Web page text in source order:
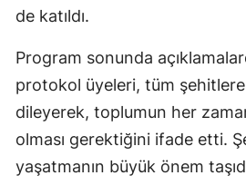
de katıldı.
Program sonunda
protokol üyeleri, tüm
dileyerek, toplumun her
olması gerektiğini ifade etti.
yaşatmanın büyük önem